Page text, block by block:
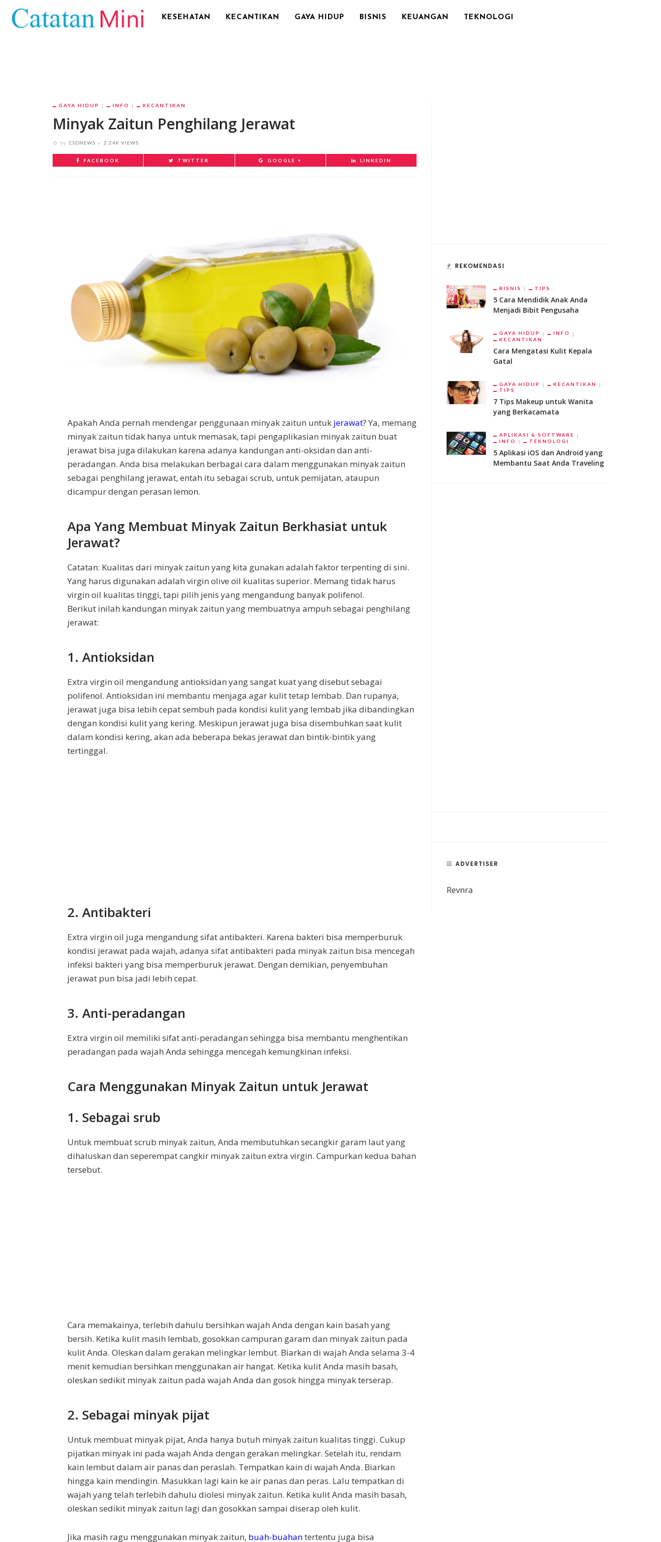
KESEHATAN KECANTIKAN GAYA HIDUP BISNIS KEUANGAN TEKNOLOGI
GAYA HIDUP INFO KECANTIKAN
Minyak Zaitun Penghilang Jerawat
by CSDNEWS 2.24K VIEWS
FACEBOOK TWITTER GOOGLE + LINKEDIN
Apakah Anda pernah mendengar penggunaan minyak zaitun untuk jerawat? Ya, memang
minyak zaitun tidak hanya untuk memasak, tapi pengaplikasian minyak zaitun buat
jerawat bisa juga dilakukan karena adanya kandungan anti-oksidan dan anti-
peradangan. Anda bisa melakukan berbagai cara dalam menggunakan minyak zaitun
sebagai penghilang jerawat, entah itu sebagai scrub, untuk pemijatan, ataupun
dicampur dengan perasan lemon.
Apa Yang Membuat Minyak Zaitun Berkhasiat untuk
Jerawat?
Catatan: Kualitas dari minyak zaitun yang kita gunakan adalah faktor terpenting di sini.
Yang harus digunakan adalah virgin olive oil kualitas superior. Memang tidak harus
virgin oil kualitas tinggi, tapi pilih jenis yang mengandung banyak polifenol.
Berikut inilah kandungan minyak zaitun yang membuatnya ampuh sebagai penghilang
jerawat:
1. Antioksidan
Extra virgin oil mengandung antioksidan yang sangat kuat yang disebut sebagai
polifenol. Antioksidan ini membantu menjaga agar kulit tetap lembab. Dan rupanya,
jerawat juga bisa lebih cepat sembuh pada kondisi kulit yang lembab jika dibandingkan
dengan kondisi kulit yang kering. Meskipun jerawat juga bisa disembuhkan saat kulit
dalam kondisi kering, akan ada beberapa bekas jerawat dan bintik-bintik yang
tertinggal.
2. Antibakteri
Extra virgin oil juga mengandung sifat antibakteri. Karena bakteri bisa memperburuk
kondisi jerawat pada wajah, adanya sifat antibakteri pada minyak zaitun bisa mencegah
infeksi bakteri yang bisa memperburuk jerawat. Dengan demikian, penyembuhan
jerawat pun bisa jadi lebih cepat.
3. Anti-peradangan
Extra virgin oil memiliki sifat anti-peradangan sehingga bisa membantu menghentikan
peradangan pada wajah Anda sehingga mencegah kemungkinan infeksi.
Cara Menggunakan Minyak Zaitun untuk Jerawat
1. Sebagai srub
Untuk membuat scrub minyak zaitun, Anda membutuhkan secangkir garam laut yang
dihaluskan dan seperempat cangkir minyak zaitun extra virgin. Campurkan kedua bahan
tersebut.
Cara memakainya, terlebih dahulu bersihkan wajah Anda dengan kain basah yang
bersih. Ketika kulit masih lembab, gosokkan campuran garam dan minyak zaitun pada
kulit Anda. Oleskan dalam gerakan melingkar lembut. Biarkan di wajah Anda selama 3-4
menit kemudian bersihkan menggunakan air hangat. Ketika kulit Anda masih basah,
oleskan sedikit minyak zaitun pada wajah Anda dan gosok hingga minyak terserap.
2. Sebagai minyak pijat
Untuk membuat minyak pijat, Anda hanya butuh minyak zaitun kualitas tinggi. Cukup
pijatkan minyak ini pada wajah Anda dengan gerakan melingkar. Setelah itu, rendam
kain lembut dalam air panas dan peraslah. Tempatkan kain di wajah Anda. Biarkan
hingga kain mendingin. Masukkan lagi kain ke air panas dan peras. Lalu tempatkan di
wajah yang telah terlebih dahulu diolesi minyak zaitun. Ketika kulit Anda masih basah,
oleskan sedikit minyak zaitun lagi dan gosokkan sampai diserap oleh kulit.
Jika masih ragu menggunakan minyak zaitun, buah-buahantertentu juga bisa
REKOMENDASI
BISNIS TIPS
5 Cara Mendidik Anak Anda
Menjadi Bibit Pengusaha
GAYA HIDUP
INFO
KECANTIKAN
Cara Mengatasi Kulit Kepala
Gatal
GAYA HIDUP
KECANTIKAN
TIPS
7 Tips Makeup untuk Wanita
yang Berkacamata
APLIKASI & SOFTWARE
INFO
TEKNOLOGI
5 Aplikasi iOS dan Android yang
Membantu Saat Anda Traveling
ADVERTISER
Revnra